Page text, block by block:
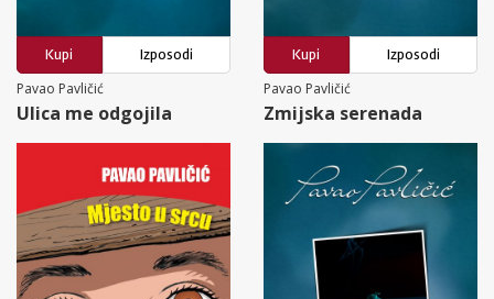
Kupi
Izposodi
Pavao Pavličić
Ulica me odgojila
Kupi
Izposodi
Pavao Pavličić
Zmijska serenada